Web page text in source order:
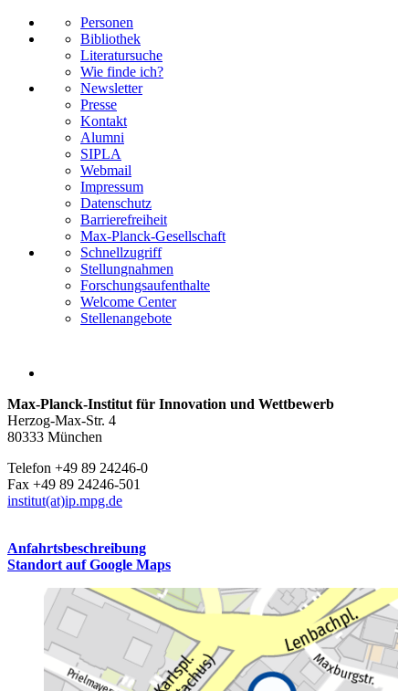
Personen
Bibliothek
Literatursuche
Wie finde ich?
Newsletter
Presse
Kontakt
Alumni
SIPLA
Webmail
Impressum
Datenschutz
Barrierefreiheit
Max-Planck-Gesellschaft
Schnellzugriff
Stellungnahmen
Forschungsaufenthalte
Welcome Center
Stellenangebote
Max-Planck-Institut für Innovation und Wettbewerb
Herzog-Max-Str. 4
80333 München
Telefon +49 89 24246-0
Fax +49 89 24246-501
institut(at)ip.mpg.de
Anfahrtsbeschreibung
Standort auf Google Maps